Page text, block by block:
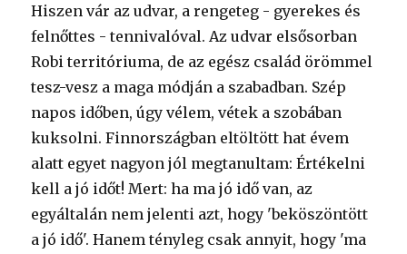
Hiszen vár az udvar, a rengeteg - gyerekes és
felnőttes - tennivalóval. Az udvar elsősorban
Robi territóriuma, de az egész család örömmel
tesz-vesz a maga módján a szabadban. Szép
napos időben, úgy vélem, vétek a szobában
kuksolni. Finnországban eltöltött hat évem
alatt egyet nagyon jól megtanultam: Értékelni
kell a jó időt! Mert: ha ma jó idő van, az
egyáltalán nem jelenti azt, hogy 'beköszöntött
a jó idő'. Hanem tényleg csak annyit, hogy 'ma